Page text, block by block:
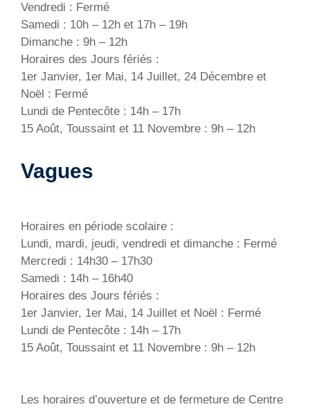
Vendredi : Fermé
Samedi : 10h – 12h et 17h – 19h
Dimanche : 9h – 12h
Horaires des Jours fériés :
1er Janvier, 1er Mai, 14 Juillet, 24 Décembre et
Noël : Fermé
Lundi de Pentecôte : 14h – 17h
15 Août, Toussaint et 11 Novembre : 9h – 12h
Vagues
Horaires en période scolaire :
Lundi, mardi, jeudi, vendredi et dimanche : Fermé
Mercredi : 14h30 – 17h30
Samedi : 14h – 16h40
Horaires des Jours fériés :
1er Janvier, 1er Mai, 14 Juillet et Noël : Fermé
Lundi de Pentecôte : 14h – 17h
15 Août, Toussaint et 11 Novembre : 9h – 12h
Les horaires d’ouverture et de fermeture de Centre